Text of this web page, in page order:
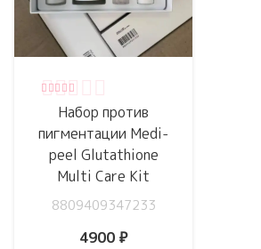
Набор против
пигментации Medi-
peel Glutathione
Multi Care Kit
8809409347233
4900 ₽